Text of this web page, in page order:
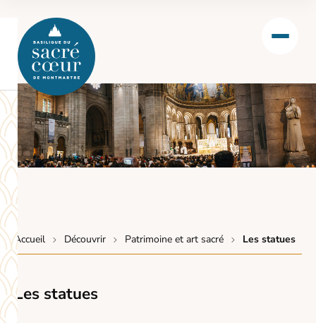
Accueil Découvrir Patrimoine et art sacré Les statues
Les statues